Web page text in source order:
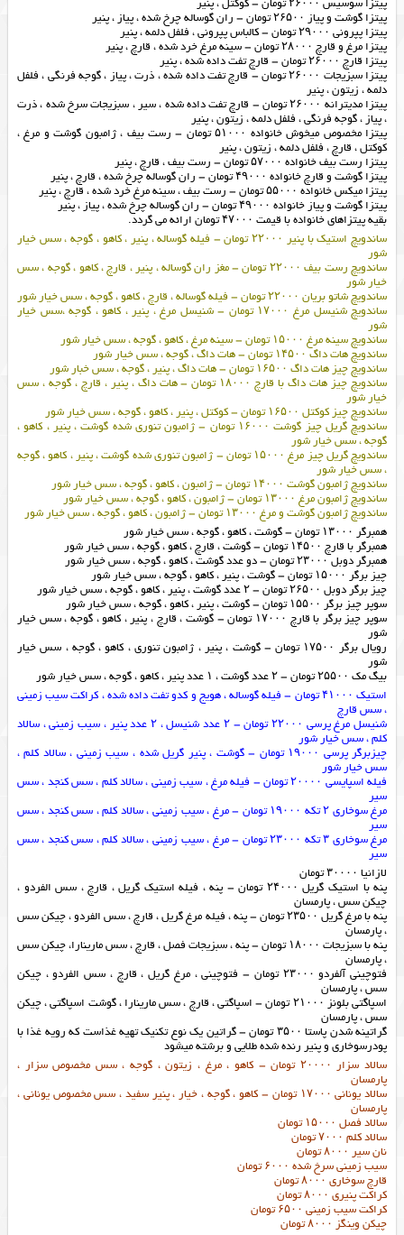
پیتزا سوسیس ۲۶۰۰۰ تومان – کوکتل ، پنیر
پیتزا گوشت و پیاز ۲۶۵۰۰ تومان – ران گوساله چرخ شده ، پیاز ، پنیر
پیتزا پپرونی ۲۹۰۰۰ تومان – کالباس پپرونی ، فلفل دلمه ، پنیر
پیتزا مرغ و قارچ ۲۸۰۰۰ تومان – سینه مرغ خرد شده ، قارچ ، پنیر
پیتزا قارچ ۲۶۰۰۰ تومان – قارچ تفت داده شده ، پنیر
پیتزا سبزیجات ۲۶۰۰۰ تومان – قارچ تفت داده شده ، ذرت ، پیاز ، گوجه فرنگی ، فلفل
دلمه ، زیتون ، پنیر
پیتزا مدیترانه ۲۶۰۰۰ تومان – قارچ تفت داده شده ، سیر ، سبزیجات سرخ شده ، ذرت
، پیاز ، گوجه فرنگی ، فلفل دلمه ، زیتون ، پنیر
پیتزا مخصوص میخوش خانواده ۵۱۰۰۰ تومان – رست بیف ، ژامبون گوشت و مرغ ،
کوکتل ، قارچ ، فلفل دلمه ، زیتون ، پنیر
پیتزا رست بیف خانواده ۵۷۰۰۰ تومان – رست بیف ، قارچ ، پنیر
پیتزا گوشت و قارچ خانواده ۴۹۰۰۰ تومان – ران گوساله چرخ شده ، قارچ ، پنیر
پیتزا میکس خانواده ۵۵۰۰۰ تومان – رست بیف ، سینه مرغ خرد شده ، قارچ ، پنیر
پیتزا گوشت و پیاز خانواده ۴۹۰۰۰ تومان – ران گوساله چرخ شده ، پیاز ، پنیر
بقیه پیتزاهای خانواده با قیمت ۴۷۰۰۰ تومان ارائه می گردد.
ساندویچ استیک با پنیر ۲۲۰۰۰ تومان – فیله گوساله ، پنیر ، کاهو ، گوجه ، سس خیار
شور
ساندویچ رست بیف ۲۲۰۰۰ تومان – مغز ران گوساله ، پنیر ، قارچ ، کاهو ، گوجه ، سس
خیار شور
ساندویچ شاتو بریان ۲۲۰۰۰ تومان – فیله گوساله ، قارچ ، کاهو ، گوجه ، سس خیار شور
ساندویچ شنیسل مرغ ۱۷۰۰۰ تومان – شنیسل مرغ ، پنیر ، کاهو ، گوجه ،سس خیار
شور
ساندویچ سینه مرغ ۱۵۰۰۰ تومان – سینه مرغ ، کاهو ، گوجه ، سس خیار شور
ساندویچ هات داگ ۱۴۵۰۰ تومان – هات داگ ، گوجه ، سس خیار شور
ساندویچ چیز هات داگ ۱۶۵۰۰ تومان – هات داگ ، پنیر ، گوجه ، سس خبار شور
ساندویچ چیز هات داگ با قارچ ۱۸۰۰۰ تومان – هات داگ ، پنیر ، قارچ ، گوجه ، سس
خیار شور
ساندویچ چیز کوکتل ۱۶۵۰۰ تومان – کوکتل ، پنیر ، کاهو ، گوجه ، سس خیار شور
ساندویچ گریل چیز گوشت ۱۶۰۰۰ تومان – ژامبون تنوری شده گوشت ، پنیر ، کاهو ،
گوجه ، سس خیار شور
ساندویچ گریل چیز مرغ ۱۵۰۰۰ تومان – ژامبون تنوری شده گوشت ، پنیر ، کاهو ، گوجه
، سس خیار شور
ساندویچ ژامبون گوشت ۱۴۰۰۰ تومان – ژامبون ، کاهو ، گوجه ، سس خیار شور
ساندویچ ژامبون مرغ ۱۳۰۰۰ تومان – ژامبون ، کاهو ، گوجه ، سس خیار شور
ساندویچ ژامبون گوشت و مرغ ۱۳۰۰۰ تومان – ژامبون ، کاهو ، گوجه ، سس خیار شور
همبرگر ۱۳۰۰۰ تومان – گوشت ، کاهو ، گوجه ، سس خیار شور
همبرگر با قارچ ۱۴۵۰۰ تومان – گوشت ، قارچ ، کاهو ، گوجه ، سس خیار شور
همبرگر دوبل ۲۳۰۰۰ تومان – دو عدد گوشت ، کاهو ، گوجه ، سس خیار شور
چیز برگر ۱۵۰۰۰ تومان – گوشت ، پنیر ، کاهو ، گوجه ، سس خیار شور
چیز برگر دوبل ۲۶۵۰۰ تومان – ۲ عدد گوشت ، پنیر ، کاهو ، گوجه ، سس خیار شور
سوپر چیز برگر ۱۵۵۰۰ تومان – گوشت ، پنیر ، کاهو ، گوجه ، سس خیار شور
سوپر چیز برگر با قارچ ۱۷۰۰۰ تومان – گوشت ، قارچ ، پنیر ، کاهو ، گوجه ، سس خیار
شور
رویال برگر ۱۷۵۰۰ تومان – گوشت ، پنیر ، ژامبون تنوری ، کاهو ، گوجه ، سس خیار
شور
بیگ مک ۲۵۵۰۰ تومان – ۲ عدد گوشت ، ۱ عدد پنیر ، کاهو ، گوجه ، سس خیار شور
استیک ۴۱۰۰۰ تومان – فیله گوساله ، هویج و کدو تفت داده شده ، کراکت سیب زمینی
، سس قارچ
شنیسل مرغ پرسی ۲۲۰۰۰ تومان – ۲ عدد شنیسل ، ۲ عدد پنیر ، سیب زمینی ، سالاد
کلم ، سس خیار شور
چیزبرگر پرسی ۱۹۰۰۰ تومان – گوشت ، پنیر گریل شده ، سیب زمینی ، سالاد کلم ،
سس خیار شور
فیله اسپایسی ۲۰۰۰۰ تومان – فیله مرغ ، سیب زمینی ، سالاد کلم ، سس کنجد ، سس
سیر
مرغ سوخاری ۲ تکه ۱۹۰۰۰ تومان – مرغ ، سیب زمینی ، سالاد کلم ، سس کنجد ، سس
سیر
مرغ سوخاری ۳ تکه ۲۳۰۰۰ تومان – مرغ ، سیب زمینی ، سالاد کلم ، سس کنجد ، سس
سیر
لازانیا ۳۰۰۰۰ تومان
پنه با استیک گریل ۲۴۰۰۰ تومان – پنه ، فیله استیک گریل ، قارچ ، سس الفردو ،
چیکن سس ، پارمسان
پنه با مرغ گریل ۲۳۵۰۰ تومان – پنه ، فیله مرغ گریل ، قارچ ، سس الفردو ، چیکن سس
، پارمسان
پنه با سبزیجات ۱۸۰۰۰ تومان – پنه ، سبزیجات فصل ، قارچ ، سس مارینارا، چیکن سس
، پارمسان
فتوچینی آلفردو ۲۳۰۰۰ تومان – فتوچینی ، مرغ گریل ، قارچ ، سس الفردو ، چیکن
سس ، پارمسان
اسپاگتی بلونز ۲۱۰۰۰ تومان – اسپاگتی ، قارچ ، سس مارینارا ، گوشت اسپاگتی ، چیکن
سس ، پارمسان
گراتینه شدن پاستا ۳۵۰۰ تومان – گراتین یک نوع تکنیک تهیه غذاست که رویه غذا با
پودرسوخاری و پنیر رنده شده طلایی و برشته میشود
سالاد سزار ۲۰۰۰۰ تومان – کاهو ، مرغ ، زیتون ، گوجه ، سس مخصوص سزار ،
پارمسان
سالاد یونانی ۱۷۰۰۰ تومان – کاهو ، گوجه ، خیار ، پنیر سفید ، سس مخصوص یونانی ،
پارمسان
سالاد فصل ۱۵۰۰۰ تومان
سالاد کلم ۷۰۰۰ تومان
نان سیر ۸۰۰۰ تومان
سیب زمینی سرخ شده ۶۰۰۰ تومان
قارچ سوخاری ۸۰۰۰ تومان
کراکت پنیری ۸۰۰۰ تومان
کراکت سیب زمینی ۶۵۰۰ تومان
چیکن وینگز ۸۰۰۰ تومان